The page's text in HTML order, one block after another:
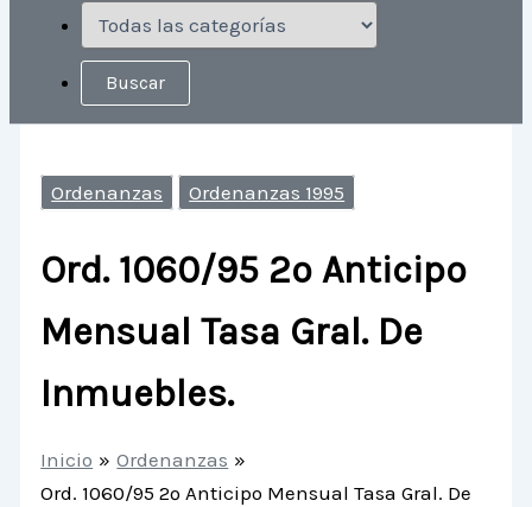
Ordenanzas Ordenanzas 1995
Ord. 1060/95 2º Anticipo
Mensual Tasa Gral. De
Inmuebles.
Inicio
Ordenanzas
Ord. 1060/95 2º Anticipo Mensual Tasa Gral. De